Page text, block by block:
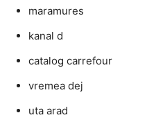
maramures
kanal d
catalog carrefour
vremea dej
uta arad